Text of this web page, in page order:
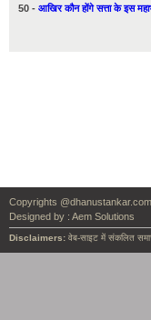
50 - आखिर कौन होंगे सत्ता के इस
Copyrights
Designed by : Aem Solutions
Disclaimers: वेब-साइट में संकलित